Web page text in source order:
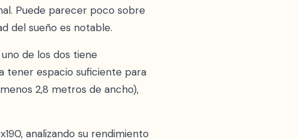
Puede parecer poco sobre
del sueño es notable.
de los dos tiene
tener espacio suficiente para
2,8 metros de ancho),
analizando su rendimiento